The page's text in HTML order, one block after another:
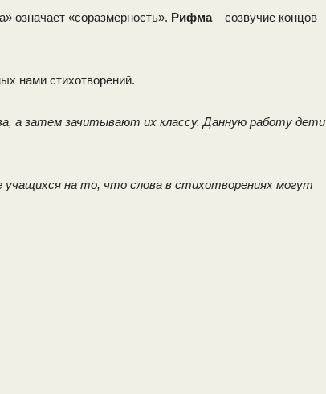
означает «соразмерность». Рифма– созвучие концов
нами стихотворений.
а затем зачитывают их классу. Данную работу дети
на то, что слова в стихотворениях могут